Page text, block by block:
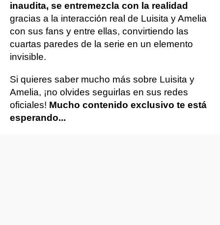
inaudita, se entremezcla con la realidad
gracias a la interacción real de Luisita y Amelia
con sus fans y entre ellas, convirtiendo las
cuartas paredes de la serie en un elemento
invisible.
Si quieres saber mucho más sobre Luisita y
Amelia, ¡no olvides seguirlas en sus redes
oficiales! Mucho contenido exclusivo te está
esperando...